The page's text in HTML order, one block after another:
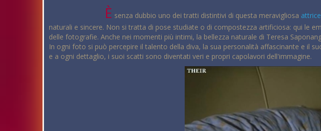
È senza dubbio uno dei tratti distintivi di questa meravigliosa attrice
naturali e sincere. Non si tratta di pose studiate o di compostezza artificiosa: qui le
delle fotografie. Anche nei momenti più intimi, la bellezza naturale di Teresa
In ogni foto si può percepire il talento della diva, la sua personalità affascinante e il
e a ogni dettaglio, i suoi scatti sono diventati veri e propri capolavori dell'immagine.